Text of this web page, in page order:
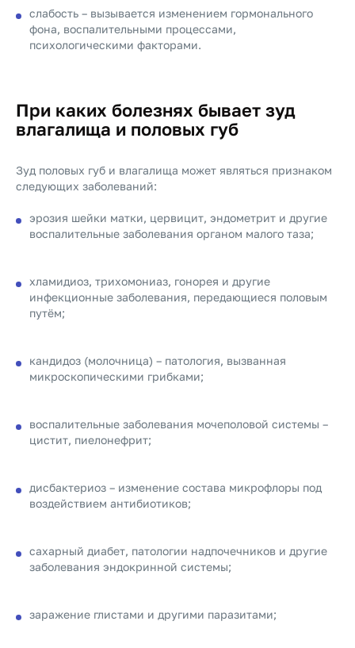
слабость – вызывается изменением гормонального
фона, воспалительными процессами,
психологическими факторами.
При каких болезнях бывает зуд
влагалища и половых губ
Зуд половых губ и влагалища может являться признаком
следующих заболеваний:
эрозия шейки матки, цервицит, эндометрит и другие
воспалительные заболевания органом малого таза;
хламидиоз, трихомониаз, гонорея и другие
инфекционные заболевания, передающиеся половым
путём;
кандидоз (молочница) – патология, вызванная
микроскопическими грибками;
воспалительные заболевания мочеполовой системы –
цистит, пиелонефрит;
дисбактериоз – изменение состава микрофлоры под
воздействием антибиотиков;
сахарный диабет, патологии надпочечников и другие
заболевания эндокринной системы;
заражение глистами и другими паразитами;